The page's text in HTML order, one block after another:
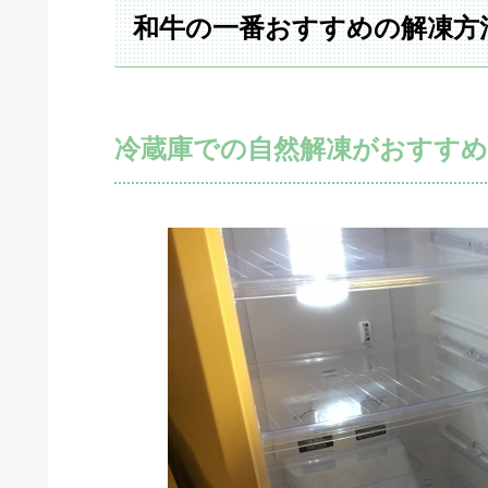
和牛の一番おすすめの解凍方
冷蔵庫での自然解凍がおすす